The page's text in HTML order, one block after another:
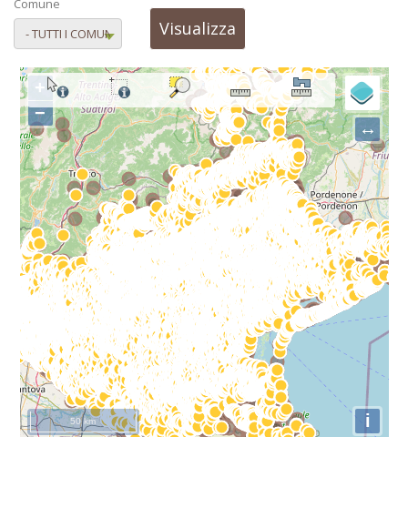
Comune
+
−
i
50 km
↔